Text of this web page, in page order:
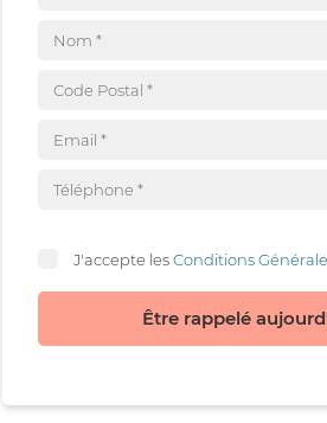
J'accepte lesConditions
Être rappelé